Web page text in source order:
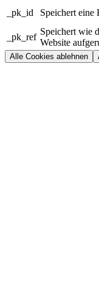
_pk_id Speichert eine
_pk_ref
Speichert wie
Website
Alle Cookies ablehnen